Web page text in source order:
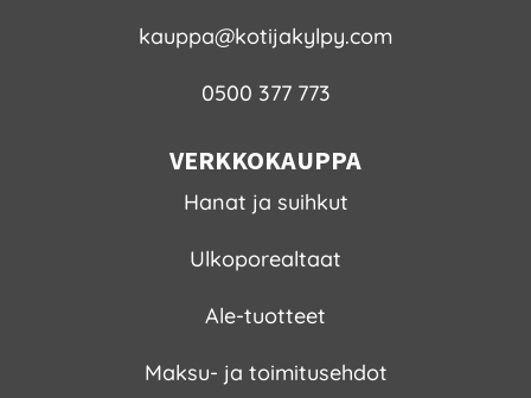
kauppa@kotijakylpy.com
0500 377 773
VERKKOKAUPPA
Hanat ja suihkut
Ulkoporealtaat
Ale-tuotteet
Maksu- ja toimitusehdot